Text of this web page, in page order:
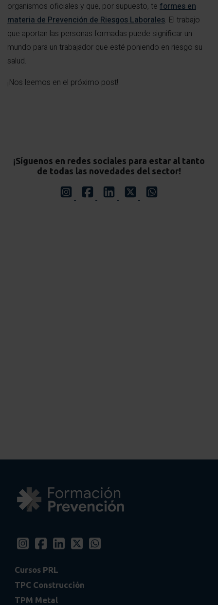
organismos oficiales y que, por supuesto, te formes en
materia de Prevención de Riesgos Laborales. El trabajo
que aportan las personas formadas puede significar un
mundo para un trabajador que esté poniendo en riesgo su
salud.
¡Nos leemos en el próximo post!
¡Síguenos en redes sociales para estar al tanto
de todas las novedades del sector!
Cursos PRL
TPC Construcción
TPM Metal